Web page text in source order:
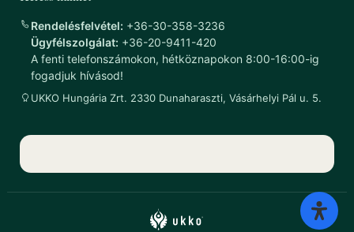
Rendelésfelvétel: +36-30-358-3236
Ügyfélszolgálat: +36-20-9411-420
A fenti telefonszámokon, hétköznapokon 8:00-16:00-ig
fogadjuk hívásod!
UKKO Hungária Zrt. 2330 Dunaharaszti, Vásárhelyi Pál u. 5.